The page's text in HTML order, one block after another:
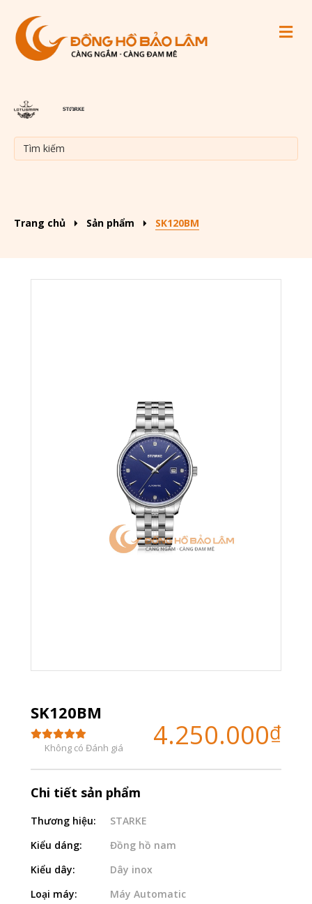
Trang chủ Sản phẩm SK120BM
SK120BM
Không có Đánh giá 4.250.000₫
Chi tiết sản phẩm
Thương hiệu:
STARKE
Kiểu dáng:
Đồng hồ nam
Kiểu dây:
Dây inox
Loại máy:
Máy Automatic